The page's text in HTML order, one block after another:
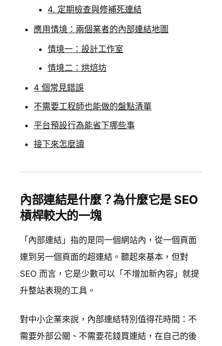
4. 定期檢查與修補死連結
應用情境：兩個業者的內部連結地圖
情境一：設計工作室
情境二：烘焙坊
4 個常見錯誤
不需要工程師也能做的盤點清單
平台預設行為能省下哪些事
接下來怎麼讀
內部連結是什麼？為什麼它是 SEO
槓桿較大的一塊
「內部連結」指的是同一個網站內，從一個頁面
連到另一個頁面的超連結。聽起來基本，但對
SEO 而言，它是少數可以「不增加新內容」就提
升整站表現的工具。
對中小企業來說，內部連結特別值得花時間：不
需要外部公關、不需要花錢買連結，在自己的後